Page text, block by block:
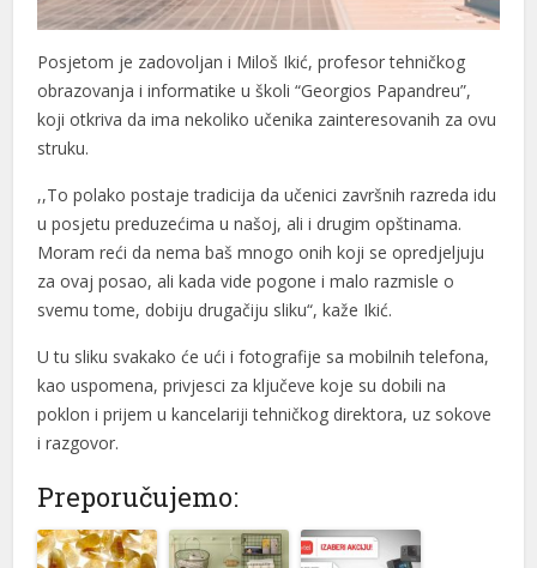
Posjetom je zadovoljan i Miloš Ikić, profesor tehničkog
obrazovanja i informatike u školi “Georgios Papandreu”,
koji otkriva da ima nekoliko učenika zainteresovanih za ovu
struku.
,,To polako postaje tradicija da učenici završnih razreda idu
u posjetu preduzećima u našoj, ali i drugim opštinama.
Moram reći da nema baš mnogo onih koji se opredjeljuju
za ovaj posao, ali kada vide pogone i malo razmisle o
svemu tome, dobiju drugačiju sliku“, kaže Ikić.
U tu sliku svakako će ući i fotografije sa mobilnih telefona,
kao uspomena, privjesci za ključeve koje su dobili na
poklon i prijem u kancelariji tehničkog direktora, uz sokove
i razgovor.
Preporučujemo: